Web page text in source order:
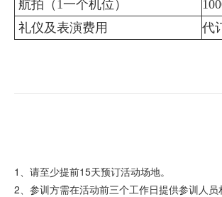
航拍（1一个机位）
礼仪及表演费用
代
1、请至少提前15天预订活动场地。
2、参训方需在活动前三个工作日提供参训人